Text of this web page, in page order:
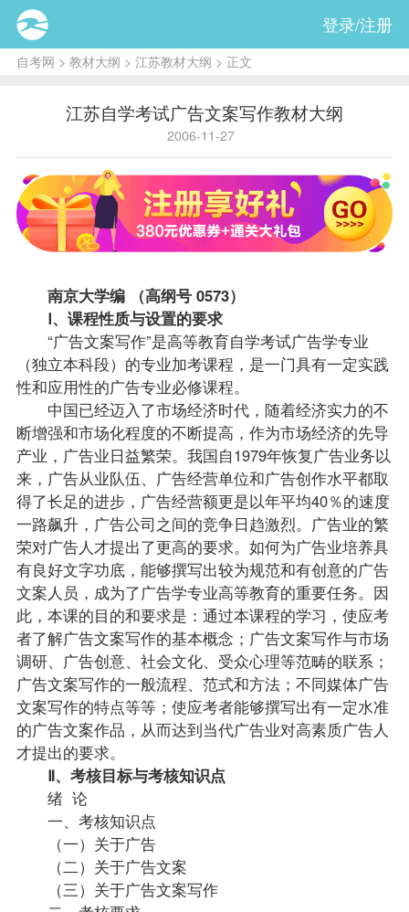
登录/注册
自考网 > 教材大纲 > 江苏教材大纲 > 正文
江苏自学考试广告文案写作教材大纲
2006-11-27
南京大学编 （高纲号 0573）
Ⅰ、 课程性质与设置的要求
“广告文案写作”是高等教育自学考试广告学专业
（独立本科段） 的专业加考课程，是一门具有一定实践
性和应用性的广告专业必修课程。
中国已经迈入了市场经济时代，随着经济实力的不
断增强和市场化程度的不断提高，作为市场经济的先导
产业，广告业日益繁荣。我国自1979年恢复广告业务以
来，广告从业队伍、广告经营单位和广告创作水平都取
得了长足的进步，广告经营额更是以年平均40％的速度
一路飙升，广告公司之间的竞争日趋激烈。广告业的繁
荣对广告人才提出了更高的要求。如何为广告业培养具
有良好文字功底，能够撰写出较为规范和有创意的广告
文案人员，成为了广告学专业高等教育的重要任务。因
此，本课的目的和要求是：通过本课程的学习，使应考
者了解广告文案写作的基本概念；广告文案写作与市场
调研、广告创意、社会文化、受众心理等范畴的联系；
广告文案写作的一般流程、范式和方法；不同媒体广告
文案写作的特点等等；使应考者能够撰写出有一定水准
的广告文案作品，从而达到当代广告业对高素质广告人
才提出的要求。
Ⅱ、考核目标与考核知识点
绪 论
一、考核知识点
（一）关于广告
（二）关于广告文案
（三）关于广告文案写作